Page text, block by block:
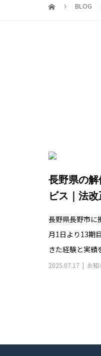
BLOG
長野県の
ビス｜法
長野県長野市に
月1日より13期
きた経験と実績
2025.07.17 お知